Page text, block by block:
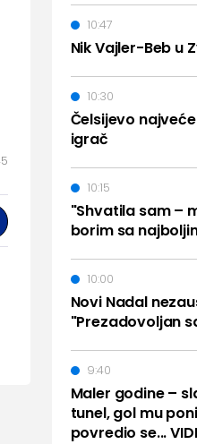
Nik Vajler-Beb u
10:47
Čelsijevo
igrač
10:30
"Shvatila sam –
borim sa
10:15
Novi Nadal
"Prezadovoljan
10:00
Maler godine –
tunel, gol mu
povredio se...
9:40